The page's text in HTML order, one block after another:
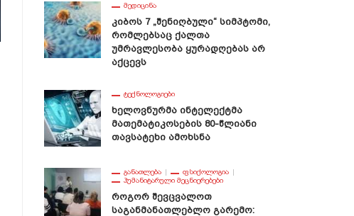
ᲛᲔᲓᲘᲪᲘᲜᲐ
Კიბოს 7 „შენიღბული“ Სიმპტომი,
Რომლებსაც Ქალთა
Უმრავლესობა Ყურადღებას Არ
Აქცევს
ᲢᲔᲥᲜᲝᲚᲝᲒᲘᲔᲑᲘ
Ხელოვნურმა Ინტელექტმა
Მათემატიკოსების 80-Წლიანი
Თავსატეხი Ამოხსნა
ᲒᲐᲜᲐᲗᲚᲔᲑᲐ
ᲤᲡᲘᲥᲝᲚᲝᲒᲘᲐ
ᲰᲣᲛᲐᲜᲘᲢᲐᲠᲣᲚᲘ ᲛᲔᲪᲜᲘᲔᲠᲔᲑᲔᲑᲘ
Როგორ Შევცვალოთ
Საგანმანათლებლო Გარემო: